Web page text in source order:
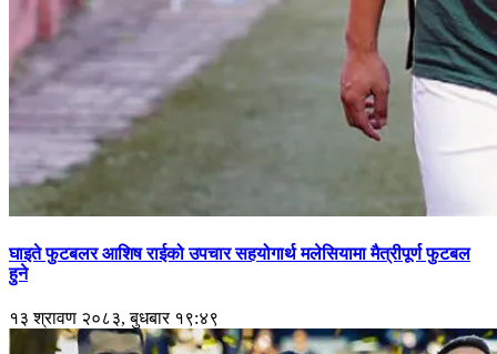
घाइते फुटबलर आशिष राईको उपचार सहयोगार्थ मलेसियामा मैत्रीपूर्ण फुटबल
हुने
१३ श्रावण २०८३, बुधबार १९:४९